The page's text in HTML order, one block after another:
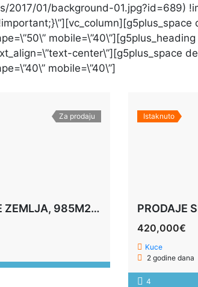
2017/01/background-01.jpg?id=689)
center\”][g5plus_space
mobile=\”40\”]
Za prodaju
PRODAJE SE ZEMLJA, 985M2, BUDVA
Istaknuto
420,000€
Kuce
2 godine dana
4